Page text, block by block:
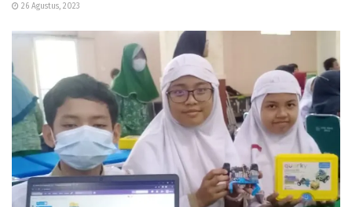
26 Agustus, 2023